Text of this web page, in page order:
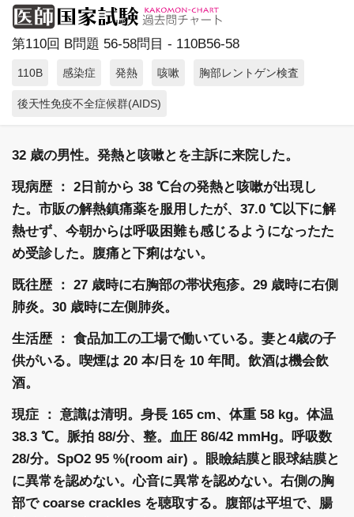
第110回 B問題 56-58問目 - 110B56-58
110B 感染症 発熱 咳嗽 胸部レントゲン検査
後天性免疫不全症候群(AIDS)
32 歳の男性。発熱と咳嗽とを主訴に来院した。
現病歴 ： 2日前から 38 ℃台の発熱と咳嗽が出現し
た。市販の解熱鎮痛薬を服用したが、37.0 ℃以下に解
熱せず、今朝からは呼吸困難も感じるようになったた
め受診した。腹痛と下痢はない。
既往歴 ： 27 歳時に右胸部の帯状疱疹。29 歳時に右側
肺炎。30 歳時に左側肺炎。
生活歴 ： 食品加工の工場で働いている。妻と4歳の子
供がいる。喫煙は 20 本/日を 10 年間。飲酒は機会飲
酒。
現症 ： 意識は清明。身長 165 cm、体重 58 kg。体温
38.3 ℃。脈拍 88/分、整。血圧 86/42 mmHg。呼吸数
28/分。SpO2 95 %(room air) 。眼瞼結膜と眼球結膜と
に異常を認めない。心音に異常を認めない。右側の胸
部で coarse crackles を聴取する。腹部は平坦で、腸